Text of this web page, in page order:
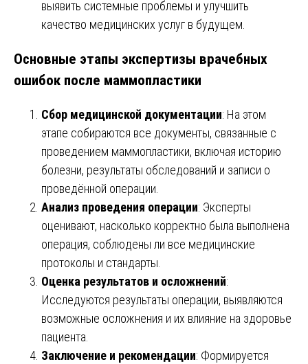
выявить системные проблемы и улучшить
качество медицинских услуг в будущем.
Основные этапы экспертизы врачебных
ошибок после маммопластики
Сбор медицинской документации: На этом
этапе собираются все документы, связанные с
проведением маммопластики, включая историю
болезни, результаты обследований и записи о
проведённой операции.
Анализ проведения операции: Эксперты
оценивают, насколько корректно была выполнена
операция, соблюдены ли все медицинские
протоколы и стандарты.
Оценка результатов и осложнений:
Исследуются результаты операции, выявляются
возможные осложнения и их влияние на здоровье
пациента.
Заключение и рекомендации: Формируется